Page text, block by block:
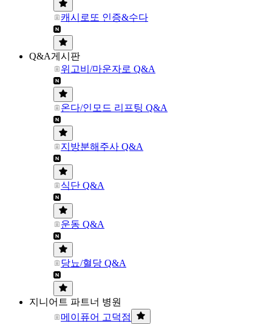
캐시로또 인증&수다
Q&A게시판
위고비/마운자로 Q&A
온다/인모드 리프팅 Q&A
지방분해주사 Q&A
식단 Q&A
운동 Q&A
당뇨/혈당 Q&A
지니어트 파트너 병원
메이퓨어 고덕점